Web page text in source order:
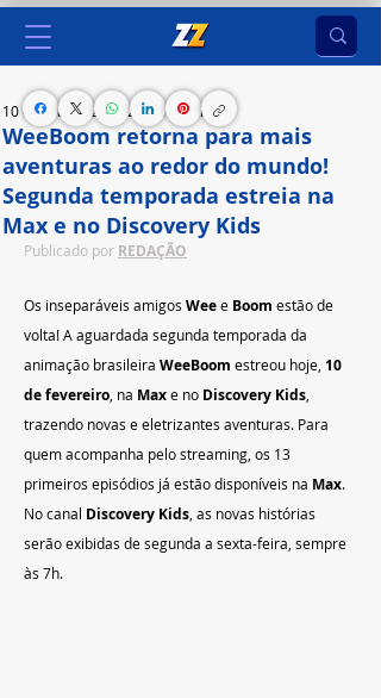
WeeBoom retorna para mais
aventuras ao redor do mundo!
Segunda temporada estreia na
Max e no Discovery Kids
10 de fev. de 2025 2 min de leitura
Publicado por REDAÇÃO
Os inseparáveis amigos Wee e Boom estão de
volta! A aguardada segunda temporada da
animação brasileira WeeBoom estreou hoje, 10
de fevereiro , na Max e no Discovery Kids
trazendo novas e eletrizantes aventuras. Para
quem acompanha pelo streaming, os 13
primeiros episódios já estão disponíveis na Max.
No canal Discovery Kids , as novas histórias
serão exibidas de segunda a sexta-feira, sempre
às 7h.